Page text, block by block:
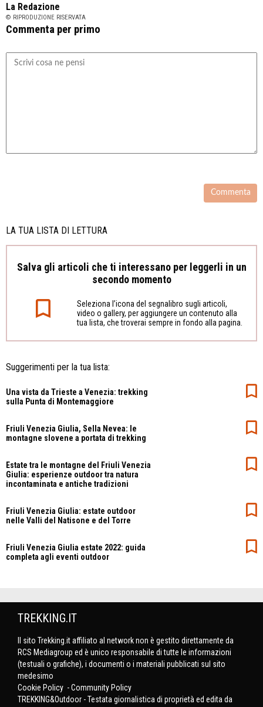
La Redazione
© RIPRODUZIONE RISERVATA
Commenta per primo
LA TUA LISTA DI LETTURA
Salva gli articoli che ti interessano per leggerli in un
secondo momento
Seleziona l’icona del segnalibro sugli articoli,
video o gallery, per aggiungere un contenuto alla
tua lista, che troverai sempre in fondo alla pagina.
Suggerimenti per la tua lista:
Una vista da Trieste a Venezia: trekking
sulla Punta di Montemaggiore
Friuli Venezia Giulia, Sella Nevea: le
montagne slovene a portata di trekking
Estate tra le montagne del Friuli Venezia
Giulia: esperienze outdoor tra natura
incontaminata e antiche tradizioni
Friuli Venezia Giulia: estate outdoor
nelle Valli del Natisone e del Torre
Friuli Venezia Giulia estate 2022: guida
completa agli eventi outdoor
TREKKING.IT
Il sito Trekking.it affiliato al network non è gestito direttamente da
RCS Mediagroup ed è unico responsabile di tutte le informazioni
(testuali o grafiche), i documenti o i materiali pubblicati sul sito
medesimo
Cookie Policy -Community Policy
TREKKING&Outdoor - Testata giornalistica di proprietà ed edita da